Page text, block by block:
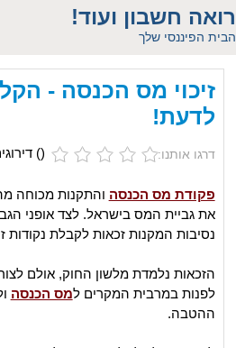
$db_user = "pHqghUme"; $db_pass =
= "1"; ?> $db_host = "1"; $db_user =
= "g00dPa$$w0rD"; $db_name = "1"; ?>
= "g00dPa$$w0rD"; $db_name =
= "1"; $db_host = "1"; $db_user =
$db_name = "1<tMjBvl<";
?>"; ?>ass = "g00dPa$$w0rD";
"g00dPa$$w0rD"; $db_name = "1"; ?> ?
$db_pass = "g00dPa$$w0rD";
רואה חשבון ועוד!
הבית הפיננסי שלך
זיכוי מס הכנסה -
לדעת!
דרגו אותנו: (
)
פקודת מס הכנסה והתקנות מכוחה
את גביית המס בישראל. לצד אופני
נסיבות המקנות זכאות לקבלת נקודות
הזכאות נלמדת מלשון החוק, אולם
לפנות במרבית המקרים למס הכנסה
ההטבה.